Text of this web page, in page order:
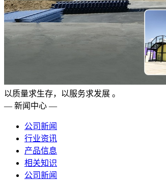
以质量求生存，以服务求发展 。
— 新闻中心 —
公司新闻
行业资讯
产品信息
相关知识
公司新闻